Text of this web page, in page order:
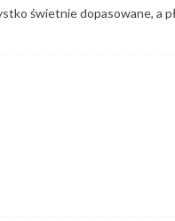
świetnie dopasowane, a